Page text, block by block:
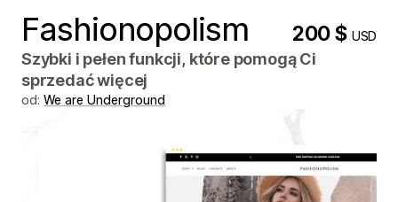
Fashionopolism 200 $USD
Szybki i pełen funkcji, które pomogą Ci
sprzedać więcej
od: We are Underground